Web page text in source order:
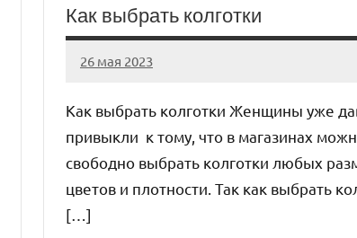
Как выбрать колготки
26 мая 2023
organic63_ru
Нет
Как выбрать колготки Женщины уже
привыкли к тому, что в магазинах
свободно выбрать колготки любых
цветов и плотности. Так как выбрать
[…]